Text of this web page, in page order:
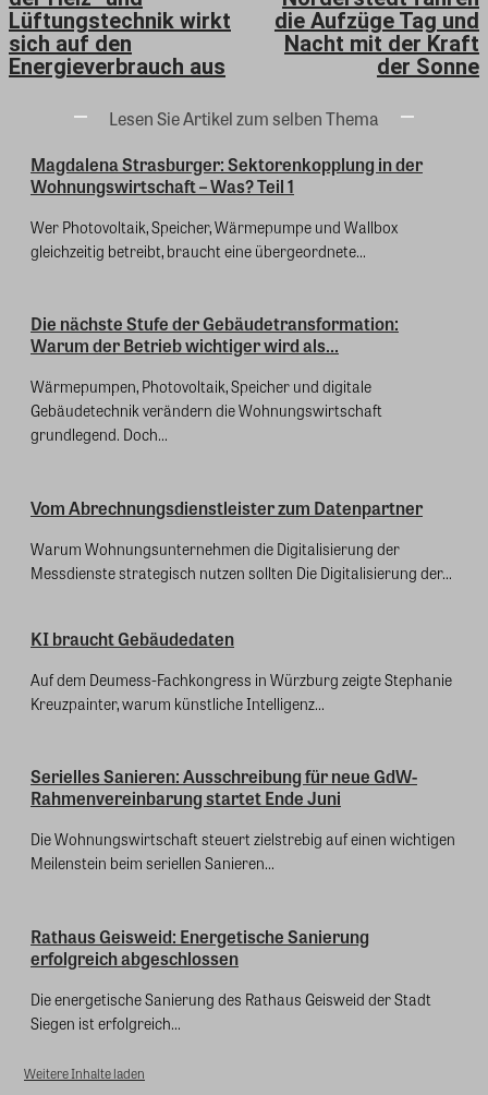
Lüftungstechnik wirkt
sich auf den
Energieverbrauch aus
die Aufzüge Tag und
Nacht mit der Kraft
der Sonne
Lesen Sie Artikel zum selben Thema
Magdalena Strasburger: Sektorenkopplung in der
Wohnungswirtschaft – Was? Teil 1
Wer Photovoltaik, Speicher, Wärmepumpe und Wallbox
gleichzeitig betreibt, braucht eine übergeordnete...
Die nächste Stufe der Gebäudetransformation:
Warum der Betrieb wichtiger wird als...
Wärmepumpen, Photovoltaik, Speicher und digitale
Gebäudetechnik verändern die Wohnungswirtschaft
grundlegend. Doch...
Vom Abrechnungsdienstleister zum Datenpartner
Warum Wohnungsunternehmen die Digitalisierung der
Messdienste strategisch nutzen sollten Die Digitalisierung der...
KI braucht Gebäudedaten
Auf dem Deumess-Fachkongress in Würzburg zeigte Stephanie
Kreuzpainter, warum künstliche Intelligenz...
Serielles Sanieren: Ausschreibung für neue GdW-
Rahmenvereinbarung startet Ende Juni
Die Wohnungswirtschaft steuert zielstrebig auf einen wichtigen
Meilenstein beim seriellen Sanieren...
Rathaus Geisweid: Energetische Sanierung
erfolgreich abgeschlossen
Die energetische Sanierung des Rathaus Geisweid der Stadt
Siegen ist erfolgreich...
Weitere Inhalte laden